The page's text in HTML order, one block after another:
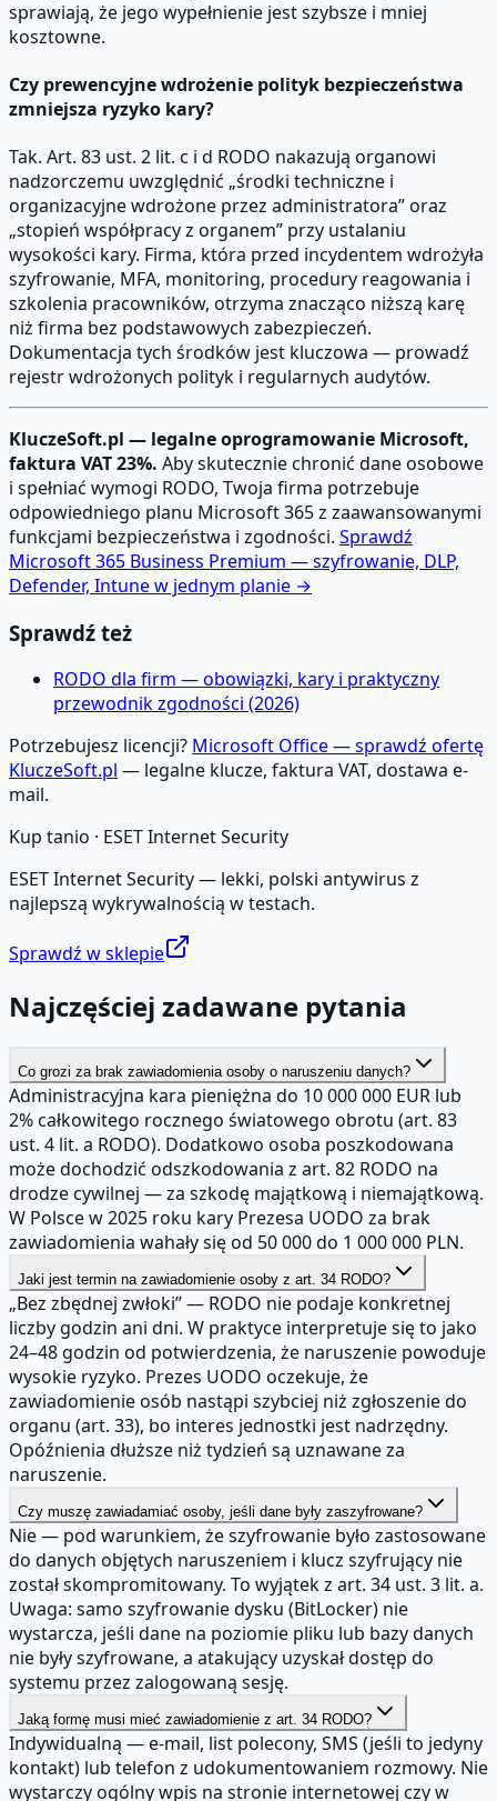
sprawiają, że jego wypełnienie jest szybsze i mniej
kosztowne.
Czy prewencyjne wdrożenie polityk bezpieczeństwa
zmniejsza ryzyko kary?
Tak. Art. 83 ust. 2 lit. c i d RODO nakazują organowi
nadzorczemu uwzględnić „środki techniczne i
organizacyjne wdrożone przez administratora” oraz
„stopień współpracy z organem” przy ustalaniu
wysokości kary. Firma, która przed incydentem wdrożyła
szyfrowanie, MFA, monitoring, procedury reagowania i
szkolenia pracowników, otrzyma znacząco niższą karę
niż firma bez podstawowych zabezpieczeń.
Dokumentacja tych środków jest kluczowa — prowadź
rejestr wdrożonych polityk i regularnych audytów.
KluczeSoft.pl — legalne oprogramowanie Microsoft,
faktura VAT 23%. Aby skutecznie chronić dane osobowe
i spełniać wymogi RODO, Twoja firma potrzebuje
odpowiedniego planu Microsoft 365 z zaawansowanymi
funkcjami bezpieczeństwa i zgodności. Sprawdź
Microsoft 365 Business Premium — szyfrowanie, DLP,
Defender, Intune w jednym planie →
Sprawdź też
RODO dla firm — obowiązki, kary i praktyczny
przewodnik zgodności (2026)
Potrzebujesz licencji? Microsoft Office — sprawdź ofertę
KluczeSoft.pl — legalne klucze, faktura VAT, dostawa e-
mail.
Kup tanio · ESET Internet Security
ESET Internet Security — lekki, polski antywirus z
najlepszą wykrywalnością w testach.
Sprawdź w sklepie
Najczęściej zadawane pytania
Co grozi za brak zawiadomienia osoby o naruszeniu danych?
Administracyjna kara pieniężna do 10 000 000 EUR lub
2% całkowitego rocznego światowego obrotu (art. 83
ust. 4 lit. a RODO). Dodatkowo osoba poszkodowana
może dochodzić odszkodowania z art. 82 RODO na
drodze cywilnej — za szkodę majątkową i niemajątkową.
W Polsce w 2025 roku kary Prezesa UODO za brak
zawiadomienia wahały się od 50 000 do 1 000 000 PLN.
Jaki jest termin na zawiadomienie osoby z art. 34 RODO?
„Bez zbędnej zwłoki” — RODO nie podaje konkretnej
liczby godzin ani dni. W praktyce interpretuje się to jako
24–48 godzin od potwierdzenia, że naruszenie powoduje
wysokie ryzyko. Prezes UODO oczekuje, że
zawiadomienie osób nastąpi szybciej niż zgłoszenie do
organu (art. 33), bo interes jednostki jest nadrzędny.
Opóźnienia dłuższe niż tydzień są uznawane za
naruszenie.
Czy muszę zawiadamiać osoby, jeśli dane były zaszyfrowane?
Nie — pod warunkiem, że szyfrowanie było zastosowane
do danych objętych naruszeniem i klucz szyfrujący nie
został skompromitowany. To wyjątek z art. 34 ust. 3 lit. a.
Uwaga: samo szyfrowanie dysku (BitLocker) nie
wystarcza, jeśli dane na poziomie pliku lub bazy danych
nie były szyfrowane, a atakujący uzyskał dostęp do
systemu przez zalogowaną sesję.
Jaką formę musi mieć zawiadomienie z art. 34 RODO?
Indywidualną — e-mail, list polecony, SMS (jeśli to jedyny
kontakt) lub telefon z udokumentowaniem rozmowy. Nie
wystarczy ogólny wpis na stronie internetowej czy w